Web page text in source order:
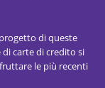
di queste
carte di credito si
le più recenti